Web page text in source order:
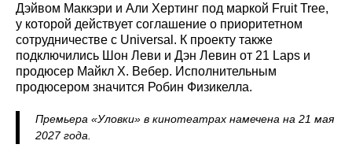
Дэйвом Маккэри и Али Хертинг под маркой Fruit Tree,
у которой действует соглашение о приоритетном
сотрудничестве с Universal. К проекту также
подключились Шон Леви и Дэн Левин от 21 Laps и
продюсер Майкл Х. Вебер. Исполнительным
продюсером значится Робин Физикелла.
Премьера «Уловки» в кинотеатрах намечена на 21 мая
2027 года.